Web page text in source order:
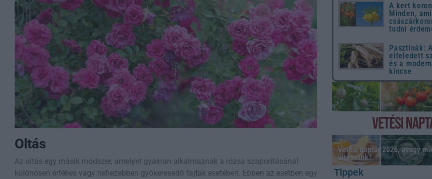
Oltás
Az oltás egy másik módszer, amelyet gyakran alkalmaznak a rózsa szaporításánál
különösen értékes vagy nehezebben gyökeresedő fajták esetében. Ebben az esetben egy
A kert
Minden,
tudni
Pasztinák:
elfeledett
és a
kincse
Vetési naptár 2026, avagy
ültessünk?
Tippek